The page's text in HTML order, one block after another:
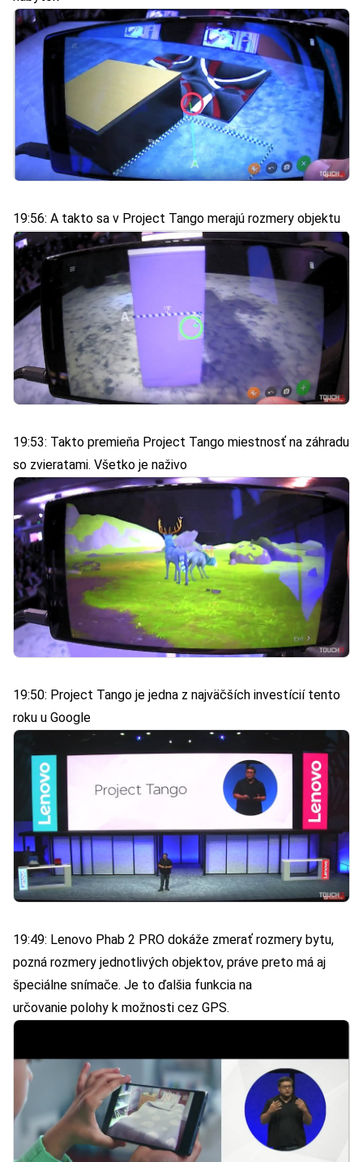
19:56: A takto sa v Project Tango merajú rozmery objektu
19:53: Takto premieňa Project Tango miestnosť na záhradu
so zvieratami. Všetko je naživo
19:50: Project Tango je jedna z najväčších investícií tento
roku u Google
19:49: Lenovo Phab 2 PRO dokáže zmerať rozmery bytu,
pozná rozmery jednotlivých objektov, práve preto má aj
špeciálne snímače. Je to ďalšia funkcia na
určovanie polohy k možnosti cez GPS.